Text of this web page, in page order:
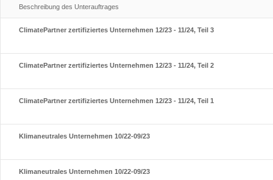
Beschreibung des Unterauftrages
ClimatePartner zertifiziertes Unternehmen 12/23 - 11/24, Teil 3
ClimatePartner zertifiziertes Unternehmen 12/23 - 11/24, Teil 2
ClimatePartner zertifiziertes Unternehmen 12/23 - 11/24, Teil 1
Klimaneutrales Unternehmen 10/22-09/23
Klimaneutrales Unternehmen 10/22-09/23